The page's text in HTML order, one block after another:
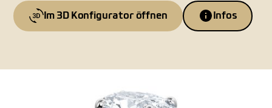
Im 3D Konfigurator öffnen Infos